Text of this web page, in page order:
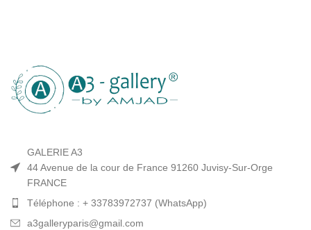
GALERIE A3
44 Avenue de la cour de France 91260 Juvisy-Sur-Orge
FRANCE
Téléphone : + 33783972737 (WhatsApp)
a3galleryparis@gmail.com